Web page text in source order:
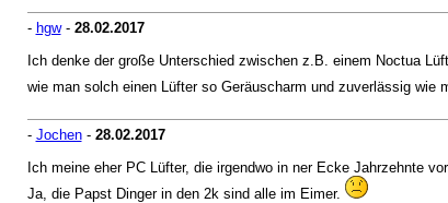
- hgw- 28.02.2017
Ich denke der große Unterschied zwischen z.B. einem Noctua
wie man solch einen Lüfter so Geräuscharm und zuverlässig
- Jochen- 28.02.2017
Ich meine eher PC Lüfter, die irgendwo in ner Ecke Jahrzehnte
Ja, die Papst Dinger in den 2k sind alle im Eimer.